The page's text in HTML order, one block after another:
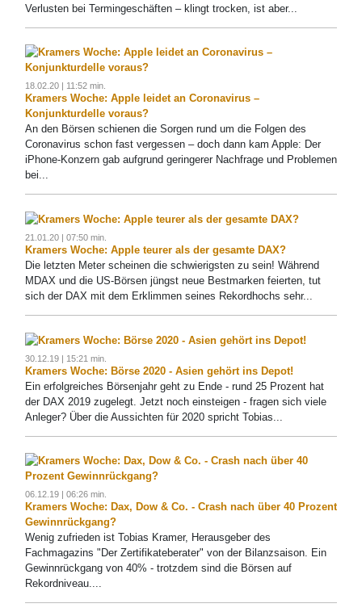
Verlusten bei Termingeschäften – klingt trocken, ist aber...
18.02.20 | 11:52 min.
Kramers Woche: Apple leidet an Coronavirus –
Konjunkturdelle voraus?
An den Börsen schienen die Sorgen rund um die Folgen des
Coronavirus schon fast vergessen – doch dann kam Apple: Der
iPhone-Konzern gab aufgrund geringerer Nachfrage und Problemen
bei...
21.01.20 | 07:50 min.
Kramers Woche: Apple teurer als der gesamte DAX?
Die letzten Meter scheinen die schwierigsten zu sein! Während
MDAX und die US-Börsen jüngst neue Bestmarken feierten, tut
sich der DAX mit dem Erklimmen seines Rekordhochs sehr...
30.12.19 | 15:21 min.
Kramers Woche: Börse 2020 - Asien gehört ins Depot!
Ein erfolgreiches Börsenjahr geht zu Ende - rund 25 Prozent hat
der DAX 2019 zugelegt. Jetzt noch einsteigen - fragen sich viele
Anleger? Über die Aussichten für 2020 spricht Tobias...
06.12.19 | 06:26 min.
Kramers Woche: Dax, Dow & Co. - Crash nach über 40 Prozent
Gewinnrückgang?
Wenig zufrieden ist Tobias Kramer, Herausgeber des
Fachmagazins "Der Zertifikateberater" von der Bilanzsaison. Ein
Gewinnrückgang von 40% - trotzdem sind die Börsen auf
Rekordniveau....